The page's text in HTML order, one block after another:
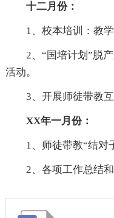
十二月份：
1、校本培训：教
2、“国培计划”脱
活动。
3、开展师徒带教
XX年一月份：
1、师徒带教“结对
2、各项工作总结